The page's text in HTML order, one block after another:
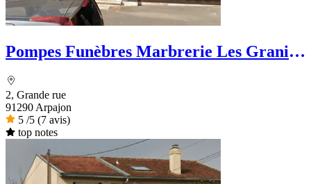
Pompes Funèbres Marbrerie Les Granits
2, Grande rue
91290 Arpajon
5 /5 (7 avis)
top notes